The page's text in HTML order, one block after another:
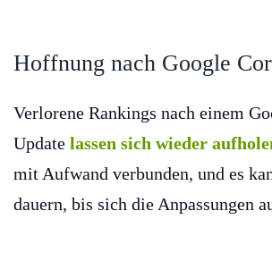
Hoffnung nach Google
Verlorene Rankings nach einem
Update lassen sich wieder
mit Aufwand verbunden, und es
dauern, bis sich die Anpassungen